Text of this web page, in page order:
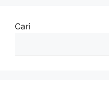
Cari